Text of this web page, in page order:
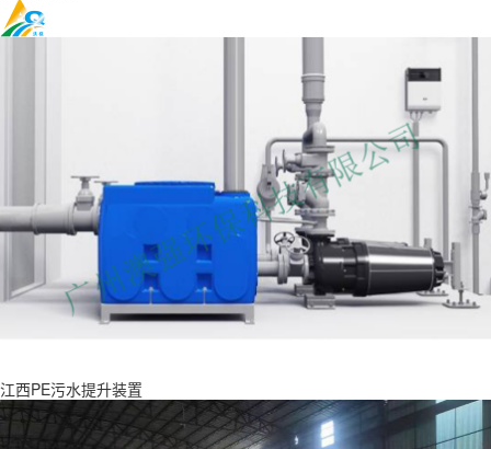
江西PE污水提升装置